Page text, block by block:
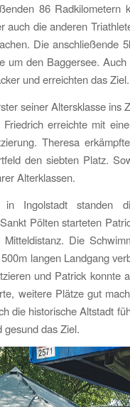
86
auch die anderen
Die anschließende
um den Baggersee.
und erreichten das Ziel.
seiner Altersklasse ins
erreichte mit
Theresa
den siebten Platz.
Alterklassen.
Ingolstadt standen
Pölten starteten
Die
langen Landgang
und Patrick konnte
weitere Plätze gut
die historische Altstadt
gesund das Ziel.